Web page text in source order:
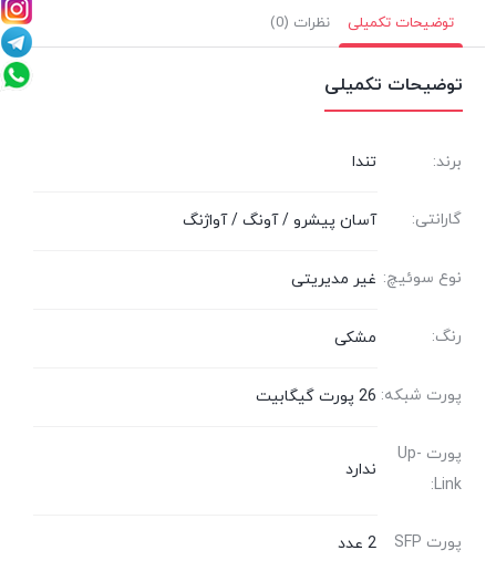
توضیحات تکمیلی نظرات (0)
توضیحات تکمیلی
برند: تندا
گارانتی: آسان پیشرو / آونگ / آواژنگ
نوع سوئیچ: غیر مدیریتی
رنگ: مشکی
پورت شبکه: 26 پورت گیگابیت
پورت Up-
Link:
ندارد
پورت SFP 2 عدد